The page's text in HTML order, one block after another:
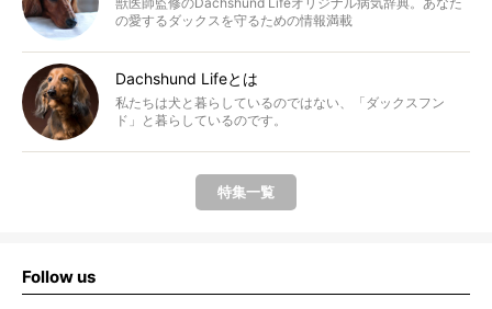
の愛するダックスを守るための情報満載
Dachshund Lifeとは
私たちは犬と暮らしているのではない、「ダックスフン
ド」と暮らしているのです。
特集一覧
Follow us